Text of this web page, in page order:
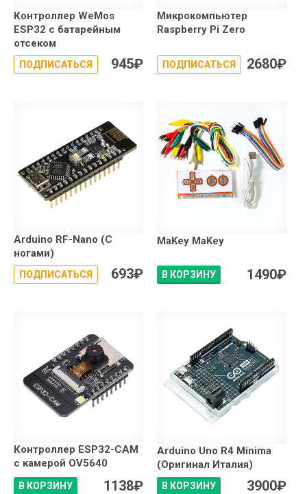
Контроллер WeMos
ESP32 с батарейным
отсеком
ПОДПИСАТЬСЯ 945₽
Микрокомпьютер
Raspberry Pi Zero
ПОДПИСАТЬСЯ 2680₽
Arduino RF-Nano (С
ногами)
ПОДПИСАТЬСЯ 693₽
MaKey MaKey
В КОРЗИНУ 1490₽
Контроллер ESP32-CAM
с камерой OV5640
В КОРЗИНУ 1138₽
Arduino Uno R4 Minima
(Оригинал Италия)
В КОРЗИНУ 3900₽